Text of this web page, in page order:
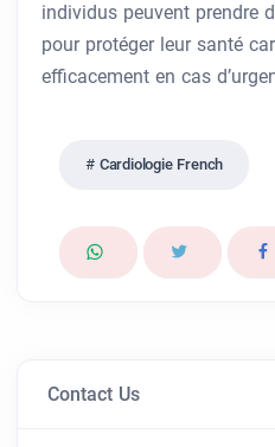
individus peuvent prendre
pour protéger leur santé
efficacement en cas
Cardiologie French
Contact Us